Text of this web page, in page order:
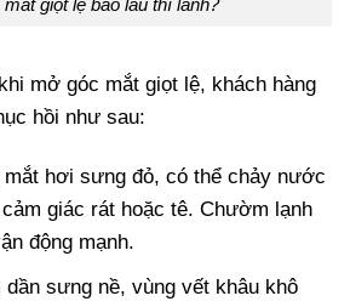
giọt lệ bao lâu thì lành?
mở góc mắt giọt lệ, khách hàng
hồi như sau:
mắt hơi sưng đỏ, có thể chảy nước
giác rát hoặc tê. Chườm lạnh
động mạnh.
dần sưng nề, vùng vết khâu khô